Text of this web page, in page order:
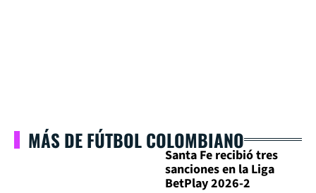
MÁS DE FÚTBOL COLOMBIANO
Santa Fe recibió tres
sanciones en la Liga
BetPlay 2026-2